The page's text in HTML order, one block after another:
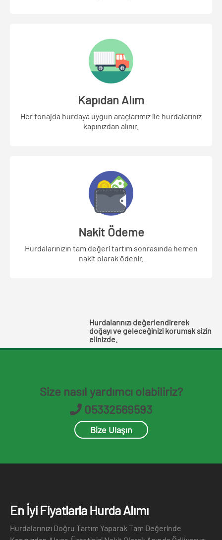
Kapıdan Alım
Her tonajda hurdaya uygun araçlarımız ile hurdalarınız
kapınızdan alınır.
Nakit Ödeme
Hurdalarınızın tam değeri tartım sonrasında hemen
nakit olarak ödenir.
Hurdalarınızı değerlendirerek
doğayı ve geleceğinizi korumak sizin
elinizde.
Size nasıl yardımcı olabiliriz?
05332569593
Bize Ulaşın
En İyi Fiyatlarla Hurda Alımı
Hurdalarınızı Doğru Tartım Yaparak Tam Değerinde